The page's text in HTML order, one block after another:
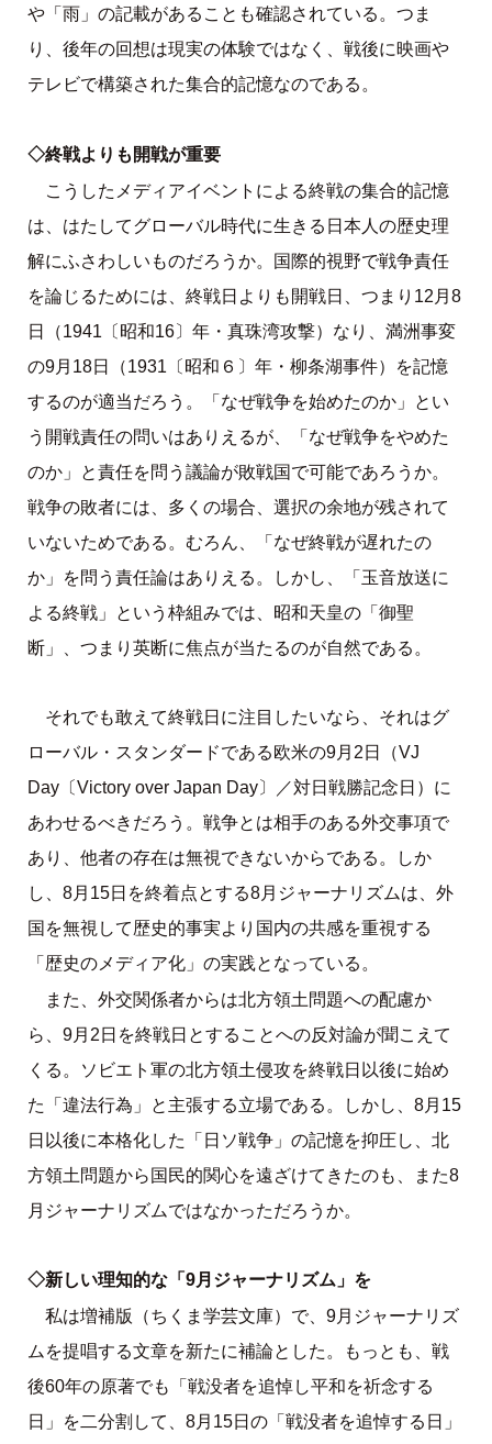
や「雨」の記載があることも確認されている。つま
り、後年の回想は現実の体験ではなく、戦後に映画や
テレビで構築された集合的記憶なのである。
◇終戦よりも開戦が重要
こうしたメディアイベントによる終戦の集合的記憶
は、はたしてグローバル時代に生きる日本人の歴史理
解にふさわしいものだろうか。国際的視野で戦争責任
を論じるためには、終戦日よりも開戦日、つまり12月8
日（1941〔昭和16〕年・真珠湾攻撃）なり、満洲事変
の9月18日（1931〔昭和６〕年・柳条湖事件）を記憶
するのが適当だろう。「なぜ戦争を始めたのか」とい
う開戦責任の問いはありえるが、「なぜ戦争をやめた
のか」と責任を問う議論が敗戦国で可能であろうか。
戦争の敗者には、多くの場合、選択の余地が残されて
いないためである。むろん、「なぜ終戦が遅れたの
か」を問う責任論はありえる。しかし、「玉音放送に
よる終戦」という枠組みでは、昭和天皇の「御聖
断」、つまり英断に焦点が当たるのが自然である。
それでも敢えて終戦日に注目したいなら、それはグ
ローバル・スタンダードである欧米の9月2日（VJ
Day〔Victory over Japan Day〕／対日戦勝記念日）に
あわせるべきだろう。戦争とは相手のある外交事項で
あり、他者の存在は無視できないからである。しか
し、8月15日を終着点とする8月ジャーナリズムは、外
国を無視して歴史的事実より国内の共感を重視する
「歴史のメディア化」の実践となっている。
また、外交関係者からは北方領土問題への配慮か
ら、9月2日を終戦日とすることへの反対論が聞こえて
くる。ソビエト軍の北方領土侵攻を終戦日以後に始め
た「違法行為」と主張する立場である。しかし、8月15
日以後に本格化した「日ソ戦争」の記憶を抑圧し、北
方領土問題から国民的関心を遠ざけてきたのも、また8
月ジャーナリズムではなかっただろうか。
◇新しい理知的な「9月ジャーナリズム」を
私は増補版（ちくま学芸文庫）で、9月ジャーナリズ
ムを提唱する文章を新たに補論とした。もっとも、戦
後60年の原著でも「戦没者を追悼し平和を祈念する
日」を二分割して、8月15日の「戦没者を追悼する日」